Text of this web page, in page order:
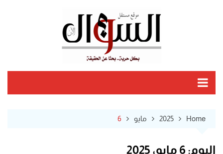
Home
2025 مايو 6
اليوم: 6 مايو، 2025